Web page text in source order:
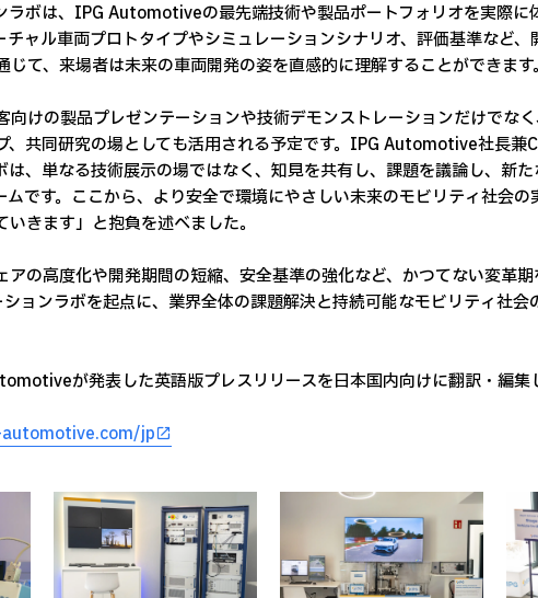
ラボは、IPG Automotiveの最先端技術や製品ポートフォリオを実際に
チャル車両プロトタイプやシミュレーションシナリオ、評価基準など
て、来場者は未来の車両開発の姿を直感的に理解することができます。
向けの製品プレゼンテーションや技術デモンストレーションだけでな
、共同研究の場としても活用される予定です。IPG Automotive社長
は、単なる技術展示の場ではなく、知見を共有し、課題を議論し、新
ムです。ここから、より安全で環境にやさしい未来のモビリティ社会
きます」と抱負を述べました。
アの高度化や開発期間の短縮、安全基準の強化など、かつてない変革
ョンラボを起点に、業界全体の課題解決と持続可能なモビリティ社会
が発表した英語版プレスリリースを日本国内向けに翻訳・編集
jp